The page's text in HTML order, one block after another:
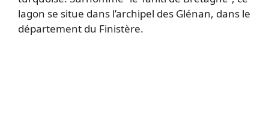
lagon se situe dans l’archipel des Glénan, dans le
département du Finistère.